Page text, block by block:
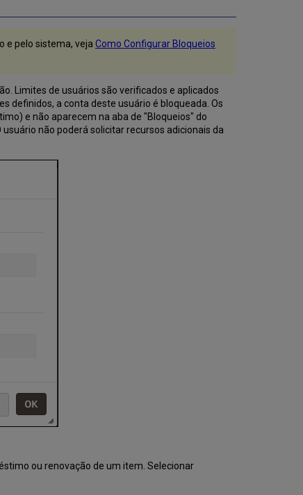
e pelo sistema, veja Como Configurar Bloqueios
Limites de usuários são verificados e aplicados
definidos, a conta deste usuário é bloqueada. Os
e não aparecem na aba de "Bloqueios" do
não poderá solicitar recursos adicionais da
ou renovação de um item. Selecionar